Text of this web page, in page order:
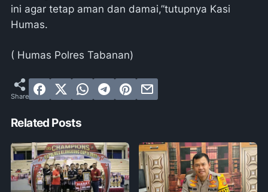
ini agar tetap aman dan damai,”tutupnya Kasi
Humas.
( Humas Polres Tabanan)
Related Posts